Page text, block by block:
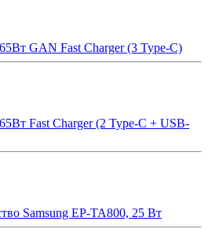
GAN Fast Charger (3 Type-C)
Fast Charger (2 Type-C + USB-
Samsung EP-TA800, 25 Вт